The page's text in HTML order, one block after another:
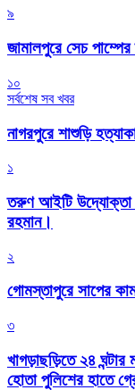
৯
জামালপুরে সেচ
১০
সর্বশেষ সব খবর
নাগরপুরে শাশুড়ি
১
তরুণ আইটি উদ্যোক্তা ও
রহমান।
২
গোমস্তাপুরে সাপের
৩
খাগড়াছড়িতে ২৪
হোতা পুলিশের হাতে